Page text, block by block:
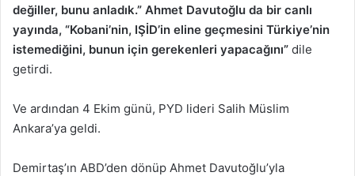
değiller, bunu anladık.” Ahmet Davutoğlu da bir canlı
yayında, “Kobani’nin, IŞİD’in eline geçmesini Türkiye’nin
istemediğini, bunun için gerekenleri yapacağını” dile
getirdi.
Ve ardından 4 Ekim günü, PYD lideri Salih Müslim
Ankara’ya geldi.
Demirtaş’ın ABD’den dönüp Ahmet Davutoğlu’yla